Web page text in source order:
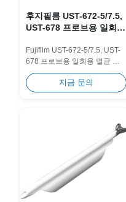
후지필름 UST-672-5/7.5,
UST-678 프로브용 일회용
005
Fujifilm UST-672-5/7.5, UST-
678 프로브용 일회용 멸균 바
늘 가이드입니다. 다중 게이지
바늘 호환성으로 교차 오염을
제거하고 임상 작업 흐름을...
지금 문의